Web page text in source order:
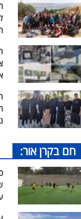
חם בקרן אור: